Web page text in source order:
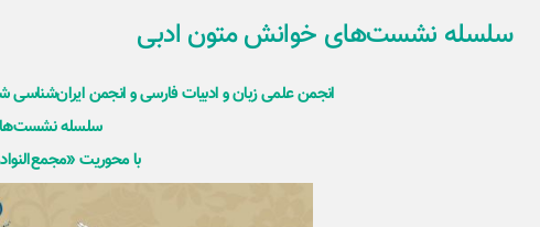
سلسله‌ نشست‌های خوانش متون ادبی
انجمن علمی زبان و ادبیات فارسی و انجمن ایران‌شناسی
سلسله‌
با محوریت